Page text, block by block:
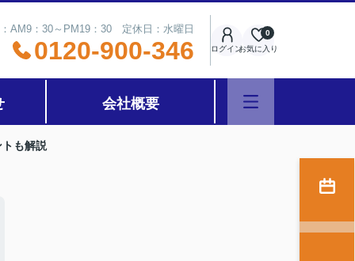
AM9：30～PM19：30 定休日：水曜日
0120-900-346 ログインお気に入り
0
会社概要
も解説